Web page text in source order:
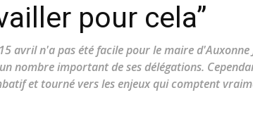
toute
pour cela”
avril n'a pas été facile pour le maire d'Auxonne
nombre important de ses délégations.
et tourné vers les enjeux qui comptent